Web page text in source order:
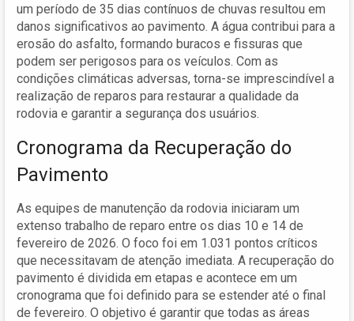
um período de 35 dias contínuos de chuvas resultou em
danos significativos ao pavimento. A água contribui para a
erosão do asfalto, formando buracos e fissuras que
podem ser perigosos para os veículos. Com as
condições climáticas adversas, torna-se imprescindível a
realização de reparos para restaurar a qualidade da
rodovia e garantir a segurança dos usuários.
Cronograma da Recuperação do
Pavimento
As equipes de manutenção da rodovia iniciaram um
extenso trabalho de reparo entre os dias 10 e 14 de
fevereiro de 2026. O foco foi em 1.031 pontos críticos
que necessitavam de atenção imediata. A recuperação do
pavimento é dividida em etapas e acontece em um
cronograma que foi definido para se estender até o final
de fevereiro. O objetivo é garantir que todas as áreas